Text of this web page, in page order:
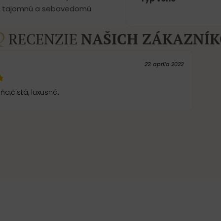
a sebavedomú
RECENZIE NAŠICH
22. apríla 2022
luxusná.